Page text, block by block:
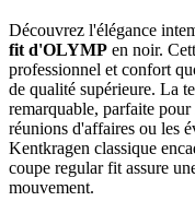
Découvrez l'élégance
fit d'OLYMP en noir.
professionnel et confort
de qualité supérieure. La
remarquable, parfaite
réunions d'affaires ou les
Kentkragen classique
coupe regular fit assure
mouvement.